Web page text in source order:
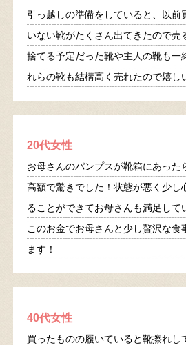
引っ越しの準備をしていると、以前
いない靴がたくさん出てきたので売
捨てる予定だった靴や主人の靴も一
れらの靴も結構高く売れたので嬉し
20代女性
お母さんのパンプスが靴箱にあった
高額で驚きでした！状態が悪く少し
ることができてお母さんも満足して
このお金でお母さんと少し贅沢な食
ます！
40代女性
買ったものの履いていると靴擦れし